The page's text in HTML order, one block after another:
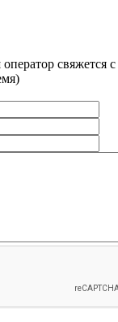
оператор свяжется